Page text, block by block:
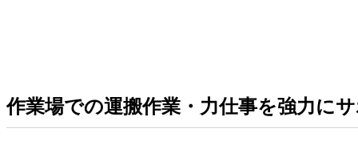
作業場での運搬作業・力仕事を強力にサ